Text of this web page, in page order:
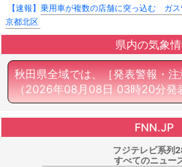
【速報】乗用車が複数の店舗に突っ込む ガ
京都北区
県内の気象
秋田県全域では、［発表警報・
（2026年08月08日 03時20分発
FNN.JP
フジテレビ系列
すべてのニュー